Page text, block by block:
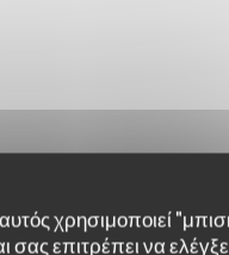
χρησιμοποιεί
σας επιτρέπει να